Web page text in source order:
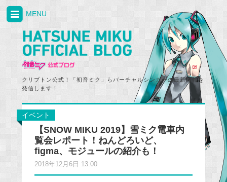
クリプトン公式！「初音ミク」らバーチャルシンガーの最新情報を
発信します！
MENU
イベント
【SNOW MIKU 2019】雪ミク電車内
覧会レポート！ねんどろいど、
figma、モジュールの紹介も！
2018年12月6日 13:00